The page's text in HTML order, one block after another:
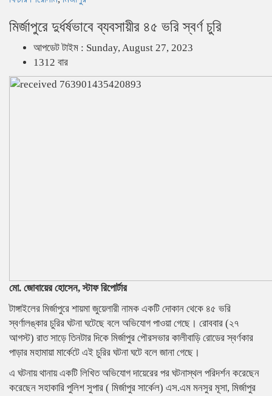
মির্জাপুরে দুর্ধর্ষভাবে ব্যবসায়ীর ৪৫ ভরি স্বর্ণ চুরি
আপডেট টাইম : Sunday, August 27, 2023
1312 বার
মো. জোবায়ের হোসেন, স্টাফ রিপোর্টার
টাঙ্গাইলের মির্জাপুরে শায়মা জুয়েলারী নামক একটি দোকান থেকে ৪৫ ভরি
স্বর্ণালঙ্কার চুরির ঘটনা ঘটেছে বলে অভিযোগ পাওয়া গেছে। রোববার (২৭
আগস্ট) রাত সাড়ে তিনটার দিকে মির্জাপুর পৌরসভার কালীবাড়ি রোডের স্বর্ণকার
পাড়ার মহামায়া মার্কেটে এই চুরির ঘটনা ঘটে বলে জানা গেছে।
এ ঘটনায় থানায় একটি লিখিত অভিযোগ দায়েরের পর ঘটনাস্থল পরিদর্শন করেছেন
করেছেন সহাকারি পুলিশ সুপার ( মির্জাপুর সার্কেল) এস.এম মনসুর মূসা, মির্জাপুর